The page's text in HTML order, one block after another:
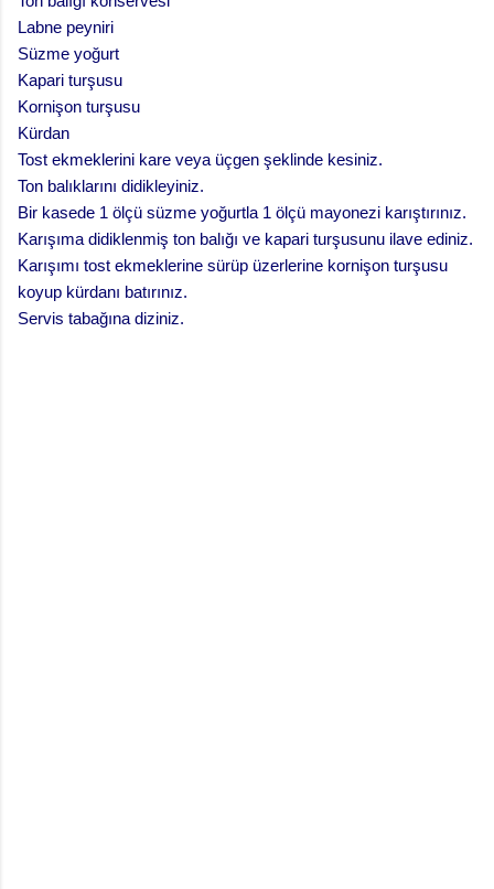
Labne peyniri
Süzme yoğurt
Kapari turşusu
Kornişon turşusu
Kürdan
Tost ekmeklerini kare veya üçgen şeklinde kesiniz.
Ton balıklarını didikleyiniz.
Bir kasede 1 ölçü süzme yoğurtla 1 ölçü mayonezi karıştırınız.
Karışıma didiklenmiş ton balığı ve kapari turşusunu ilave ediniz.
Karışımı tost ekmeklerine sürüp üzerlerine kornişon turşusu
koyup kürdanı batırınız.
Servis tabağına diziniz.